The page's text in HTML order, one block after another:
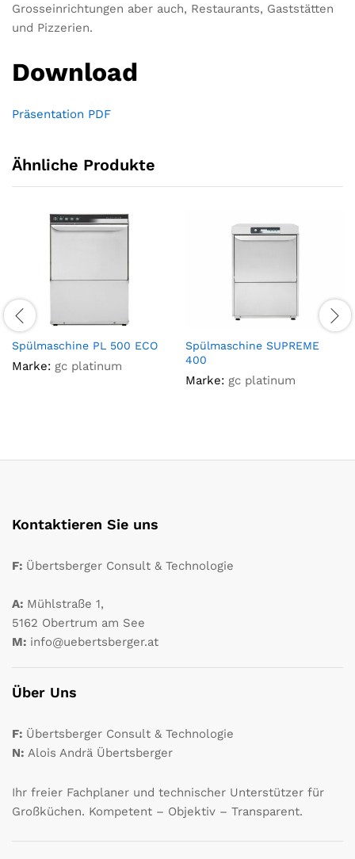
Grosseinrichtungen aber auch, Restaurants, Gaststätten
und Pizzerien.
Download
Präsentation PDF
Ähnliche Produkte
Spülmaschine PL 500 ECO
Marke: gc platinum
Spülmaschine SUPREME
400
Marke: gc platinum
Kontaktieren Sie uns
F: Übertsberger Consult & Technologie
A: Mühlstraße 1,
5162 Obertrum am See
M: info@uebertsberger.at
Über Uns
F: Übertsberger Consult & Technologie
N: Alois Andrä Übertsberger
Ihr freier Fachplaner und technischer Unterstützer für
Großküchen. Kompetent – Objektiv – Transparent.